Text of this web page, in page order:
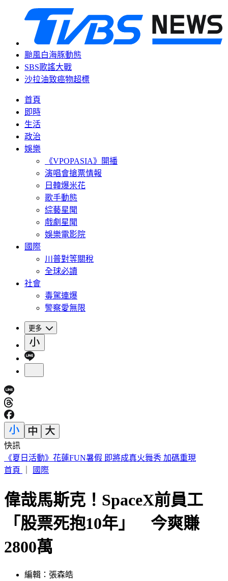
颱風白海豚動態
SBS歌謠大戰
沙拉油致癌物超標
首頁
即時
生活
政治
娛樂
《VPOPASIA》開播
演唱會搶票情報
日韓爆米花
歌手動態
綜藝星聞
戲劇星聞
娛樂電影院
國際
川普對等關稅
全球必讀
社會
毒駕連爆
警察愛無限
更多
快訊
狂喊餓卻一吃就飽！75歲婦竟罹「癌王」第4期 醫揭2大警訊
首頁
國際
偉哉馬斯克！SpaceX前員工
「股票死抱10年」 今爽賺
2800萬
編輯：張森皓